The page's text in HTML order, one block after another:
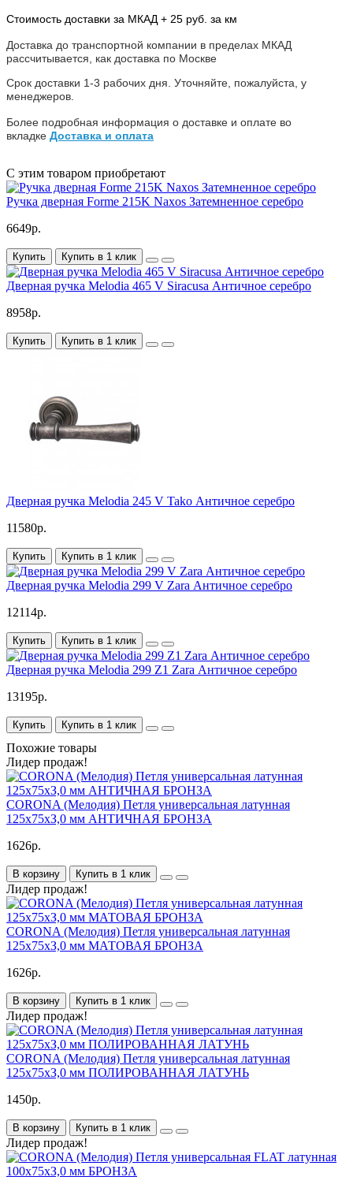
Стоимость доставки за МКАД + 25 руб. за км
Доставка до транспортной компании в пределах МКАД
рассчитывается, как доставка по Москве
Срок доставки 1-3 рабочих дня. Уточняйте, пожалуйста, у
менеджеров.
Более подробная информация о доставке и оплате во
вкладке Доставка и оплата
С этим товаром приобретают
Ручка дверная Forme 215K Naxos Затемненное серебро
6649р.
Купить Купить в 1 клик
Дверная ручка Melodia 465 V Siracusa Античное серебро
8958р.
Купить Купить в 1 клик
Дверная ручка Melodia 245 V Tako Античное серебро
11580р.
Купить Купить в 1 клик
Дверная ручка Melodia 299 V Zara Античное серебро
12114р.
Купить Купить в 1 клик
Дверная ручка Melodia 299 Z1 Zara Античное серебро
13195р.
Купить Купить в 1 клик
Похожие товары
Лидер продаж!
CORONA (Мелодия) Петля универсальная латунная
125х75хЗ,0 мм АНТИЧНАЯ БРОНЗА
1626р.
В корзину Купить в 1 клик
Лидер продаж!
CORONA (Мелодия) Петля универсальная латунная
125х75хЗ,0 мм МАТОВАЯ БРОНЗА
1626р.
В корзину Купить в 1 клик
Лидер продаж!
CORONA (Мелодия) Петля универсальная латунная
125х75хЗ,0 мм ПОЛИРОВАННАЯ ЛАТУНЬ
1450р.
В корзину Купить в 1 клик
Лидер продаж!